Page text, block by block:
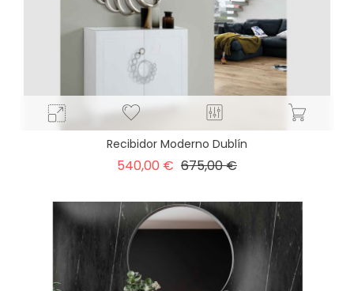
Recibidor Moderno Dublín
540,00 € Precio
675,00 €Precio